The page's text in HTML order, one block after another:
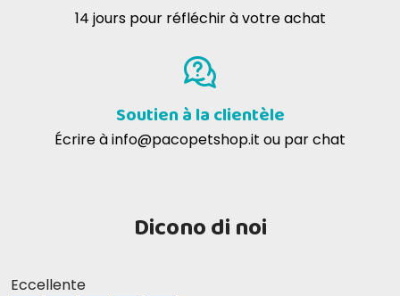
14 jours pour réfléchir à votre achat
Soutien à la clientèle
Écrire àinfo@pacopetshop.it ou par chat
Dicono di noi
Eccellente